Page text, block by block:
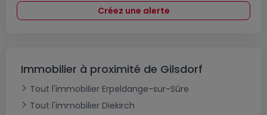
Créez une alerte
Immobilier à proximité de Gilsdorf
Tout l'immobilier Erpeldange-sur-Sûre
Tout l'immobilier Diekirch